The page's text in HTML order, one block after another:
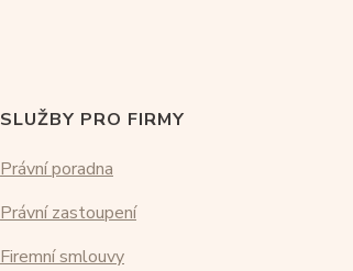
SLUŽBY PRO FIRMY
Právní poradna
Právní zastoupení
Firemní smlouvy